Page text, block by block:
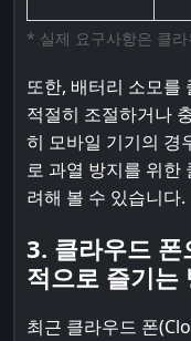
* 실제 요구사항은 클
또한, 배터리 소모를
적절히 조절하거나
히 모바일 기기의 경
로 과열 방지를 위한
려해 볼 수 있습니다.
3. 클라우드
적으로 즐기는
최근 클라우드 폰